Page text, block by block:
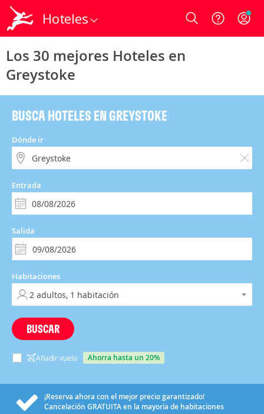
Hoteles Login
Los 30 mejores Hoteles en
Greystoke
BUSCA HOTELES EN GREYSTOKE
Dónde ir
Entrada
Salida
Habitaciones
BUSCAR
Añadir vuelo ahorra hasta un 20%
¡Reserva ahora con el mejor precio garantizado!
Cancelación GRATUITAen la mayoría de habitaciones